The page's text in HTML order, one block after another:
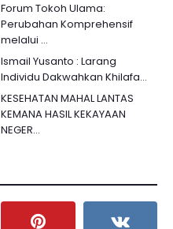
Forum Tokoh Ulama:
Perubahan Komprehensif
melalui ...
Ismail Yusanto : Larang
Individu Dakwahkan Khilafa...
KESEHATAN MAHAL LANTAS
KEMANA HASIL KEKAYAAN
NEGER...